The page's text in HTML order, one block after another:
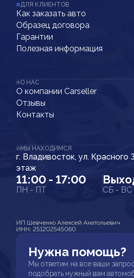
ДЛЯ КЛИЕНТОВ
Как заказать авто
Образец договора
Гарантии
Полезная информация
О НАС
О компании Carseller
Отзывы
Контакты
МЫ НАХОДИМСЯ
г. Владивосток, ул. Красного
этаж
11:00 - 17:00
ПН - ПТ СБ - ВС
ИП Шевченко Алексей Анатольевич
ИНН: 251202545060
Нужна помощь?
Мы ответим на все ваши
подобрать нужный вам